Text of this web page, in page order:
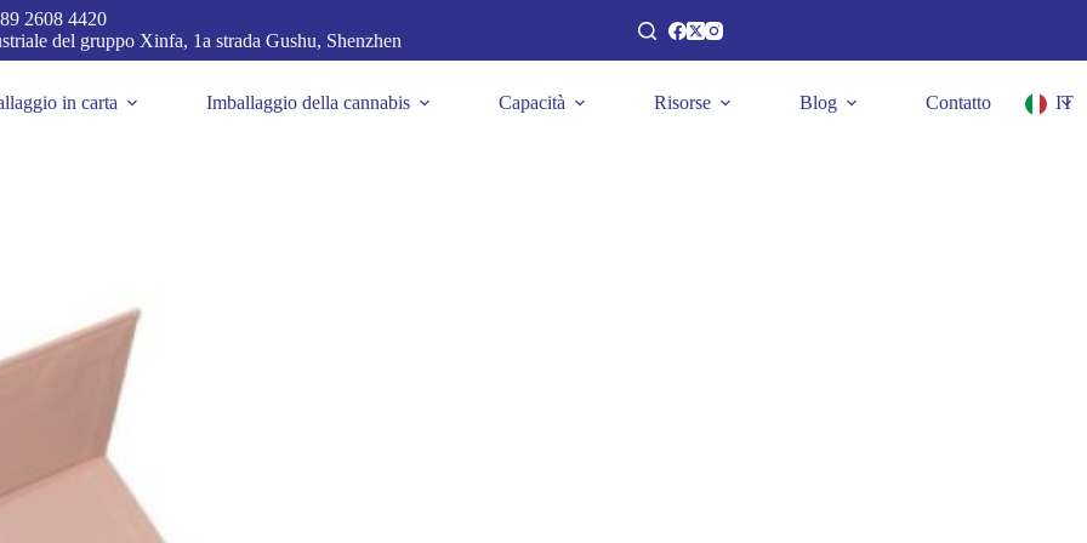
2608 4420
del gruppo Xinfa, 1a strada Gushu, Shenzhen
in carta Imballaggio della cannabis Capacità Risorse Blog Contatto IT